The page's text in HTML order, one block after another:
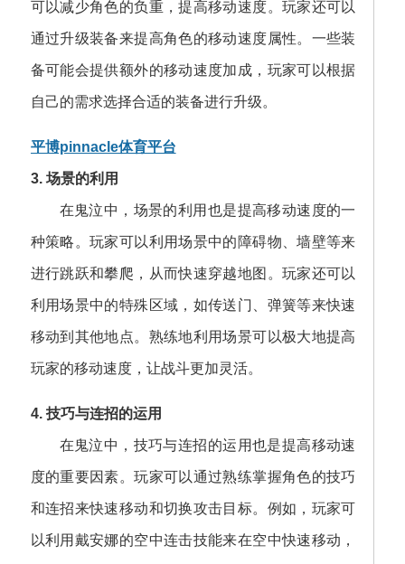
可以减少角色的负重，提高移动速度。玩家还可以
通过升级装备来提高角色的移动速度属性。一些装
备可能会提供额外的移动速度加成，玩家可以根据
自己的需求选择合适的装备进行升级。
平博pinnacle体育平台
3. 场景的利用
在鬼泣中，场景的利用也是提高移动速度的一
种策略。玩家可以利用场景中的障碍物、墙壁等来
进行跳跃和攀爬，从而快速穿越地图。玩家还可以
利用场景中的特殊区域，如传送门、弹簧等来快速
移动到其他地点。熟练地利用场景可以极大地提高
玩家的移动速度，让战斗更加灵活。
4. 技巧与连招的运用
在鬼泣中，技巧与连招的运用也是提高移动速
度的重要因素。玩家可以通过熟练掌握角色的技巧
和连招来快速移动和切换攻击目标。例如，玩家可
以利用戴安娜的空中连击技能来在空中快速移动，